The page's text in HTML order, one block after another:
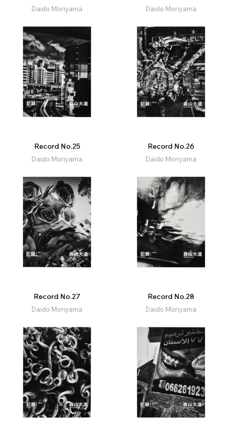
Daido Moriyama Daido Moriyama
Record No.25
Daido Moriyama
Record No.26
Daido Moriyama
Record No.27
Daido Moriyama
Record No.28
Daido Moriyama